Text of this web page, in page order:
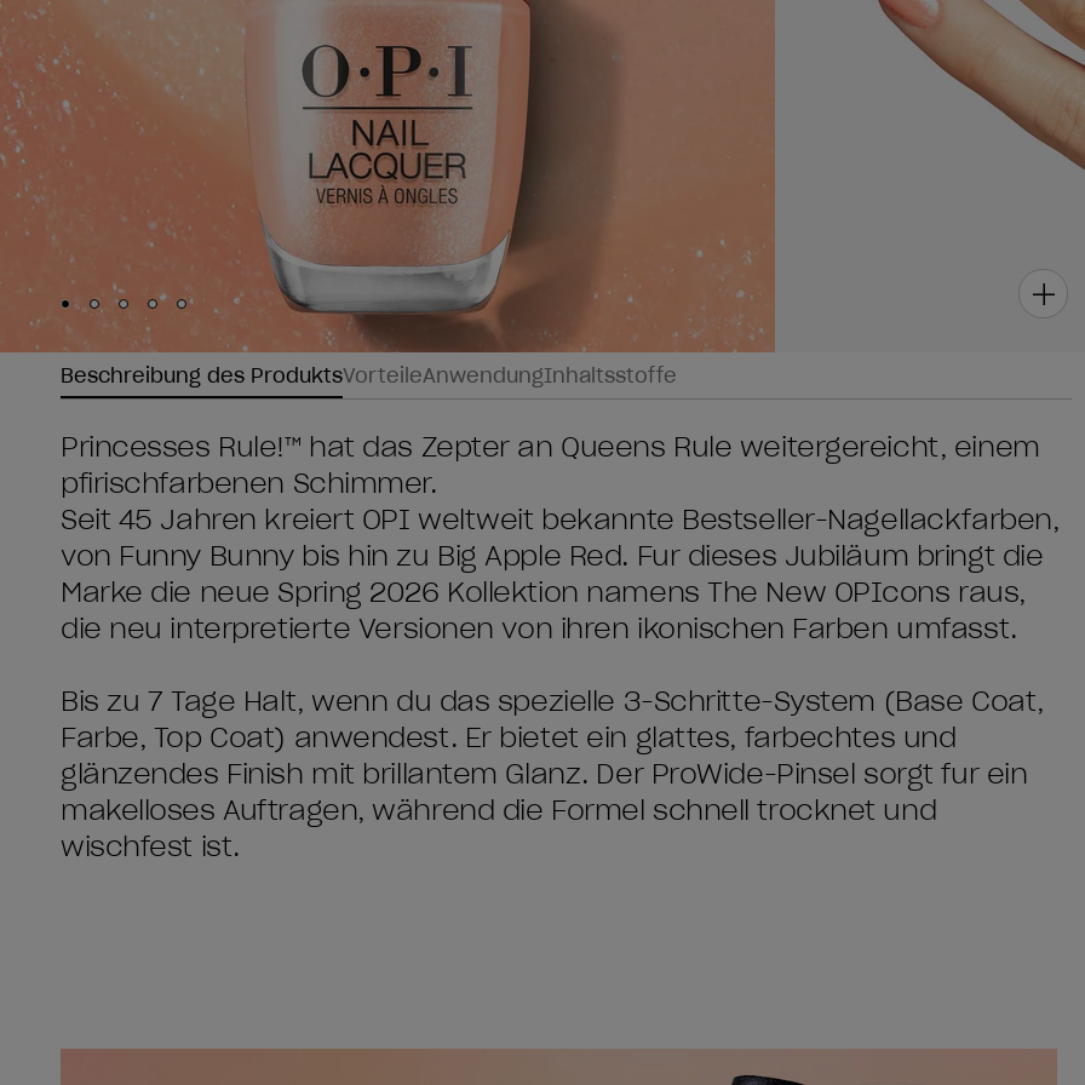
Skip to slide1
Skip to slide2
Skip to slide
Skip to slide
Skip to slide5
Beschreibung des ProduktsVorteileAnwendungInhaltsstoffe
Princesses Rule!™ hat das Zepter an Queens Rule weitergereicht, einem
pfirischfarbenen Schimmer.
Seit 45 Jahren kreiert OPI weltweit bekannte Bestseller-Nagellackfarben,
von Funny Bunny bis hin zu Big Apple Red. Für dieses Jubiläum bringt die
Marke die neue Spring 2026 Kollektion namens The New OPIcons raus,
die neu interpretierte Versionen von ihren ikonischen Farben umfasst.
Bis zu 7 Tage Halt, wenn du das spezielle 3-Schritte-System (Base Coat,
Farbe, Top Coat) anwendest. Er bietet ein glattes, farbechtes und
glänzendes Finish mit brillantem Glanz. Der ProWide-Pinsel sorgt für ein
makelloses Auftragen, während die Formel schnell trocknet und
wischfest ist.